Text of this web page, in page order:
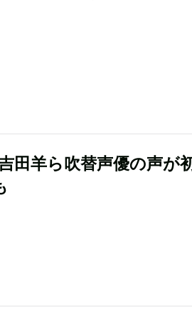
田羊ら吹替声優の声が